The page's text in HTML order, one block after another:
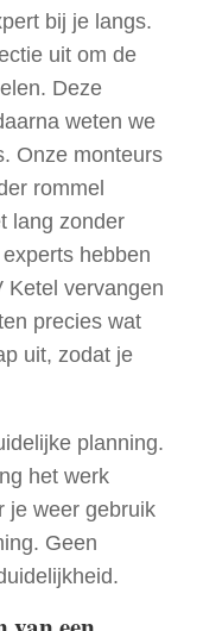
bij je langs.
uit om de
Deze
weten we
Onze monteurs
rommel
lang zonder
hebben
Ketel vervangen
precies wat
uit, zodat je
planning.
het werk
je weer gebruik
Geen